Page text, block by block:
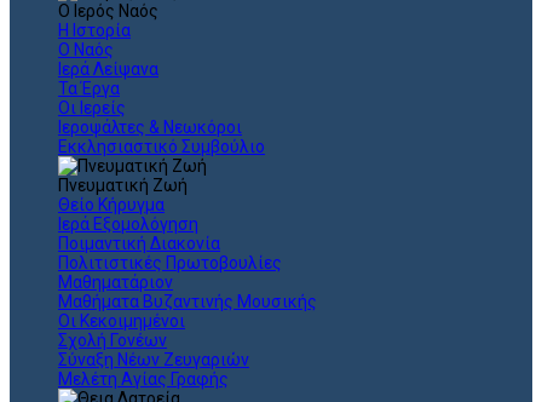
Ο Ιερός Ναός
Η Ιστορία
Ο Ναός
Ιερά Λείψανα
Τα Έργα
Οι Ιερείς
Ιεροψάλτες & Νεωκόροι
Εκκλησιαστικό Συμβούλιο
Πνευματική Ζωή
Θείο Κήρυγμα
Ιερά Εξομολόγηση
Ποιμαντική Διακονία
Πολιτιστικές Πρωτοβουλίες
Μαθηματάριον
Μαθήματα Βυζαντινής Μουσικής
Οι Κεκοιμημένοι
Σχολή Γονέων
Σύναξη Νέων Ζευγαριών
Μελέτη Αγίας Γραφής